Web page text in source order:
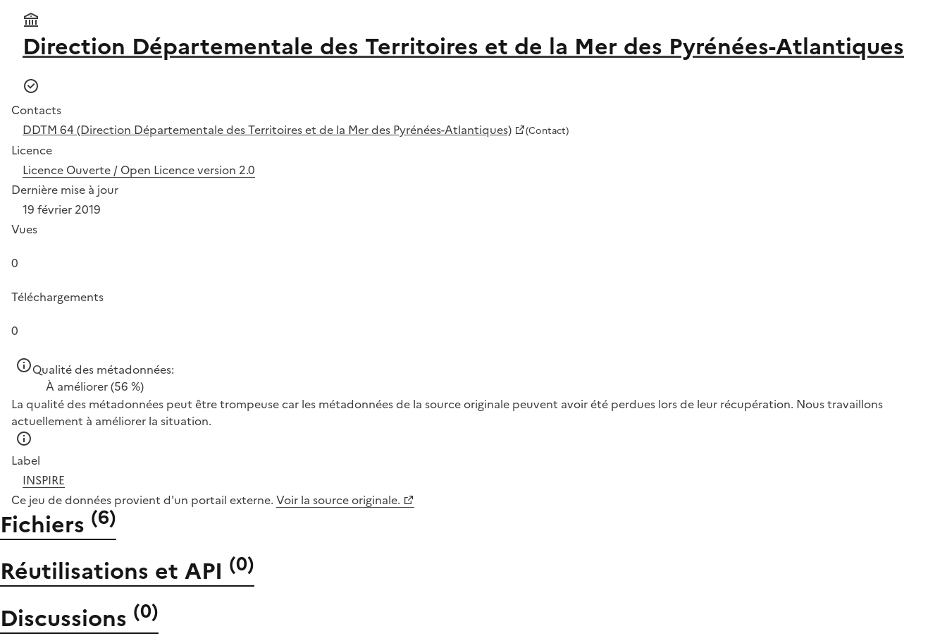
Direction Départementale des Territoires et de la Mer des Pyrénées-Atlantiques
Contacts
DDTM 64 (Direction Départementale des Territoires et de la Mer des Pyrénées-Atlantiques)
(Contact)
Licence
Licence Ouverte / Open Licence version 2.0
Dernière mise à jour
19 février 2019
Vues
0
Téléchargements
0
Qualité des métadonnées:
À améliorer(56 %)
La qualité des métadonnées peut être trompeuse car les métadonnées de la source originale peuvent avoir été perdues lors de leur récupération. Nous travaillons
actuellement à améliorer la situation.
Label
INSPIRE
Ce jeu de données provient d'un portail externe. Voir la source originale.
Fichiers (6)
Réutilisations et API (0)
Discussions (0)